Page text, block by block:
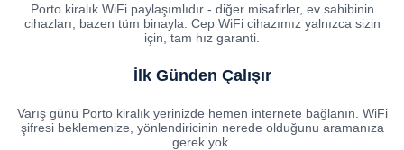
Porto kiralık WiFi paylaşımlıdır - diğer misafirler, ev sahibinin
cihazları, bazen tüm binayla. Cep WiFi cihazımız yalnızca sizin
için, tam hız garanti.
İlk Günden Çalışır
Varış günü Porto kiralık yerinizde hemen internete bağlanın. WiFi
şifresi beklemenize, yönlendiricinin nerede olduğunu aramanıza
gerek yok.